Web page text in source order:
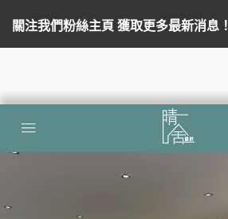
關注我們粉絲主頁 獲取更多最新消息！